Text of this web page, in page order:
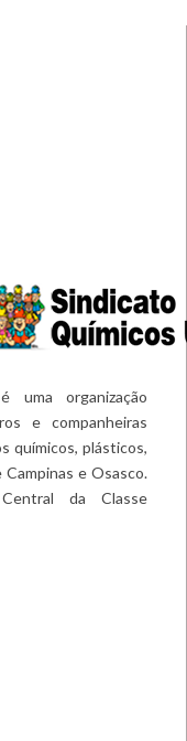
uma organização
e companheiras
químicos, plásticos,
e Osasco.
da Classe